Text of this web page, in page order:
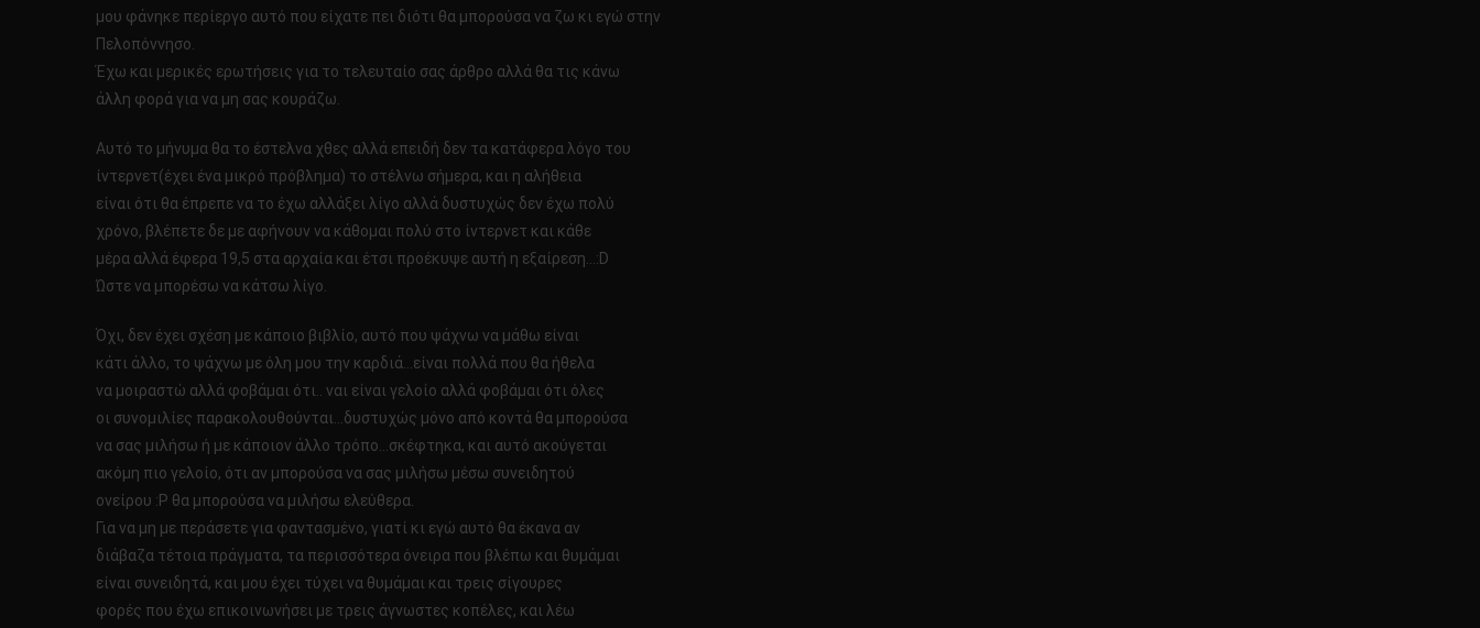
μου φάνηκε περίεργο αυτό που είχατε πει διότι θα μπορούσα να ζω κι εγώ στην
Πελοπόννησο.
Έχω και μερικές ερωτήσεις για το τελευταίο σας άρθρο αλλά θα τις κάνω
άλλη φορά για να μη σας κουράζω.
Αυτό το μήνυμα θα το έστελνα χθες αλλά επειδή δεν τα κατάφερα λόγο του
ίντερνετ(έχει ένα μικρό πρόβλημα) το στέλνω σήμερα, και η αλήθεια
είναι ότι θα έπρεπε να το έχω αλλάξει λίγο αλλά δυστυχώς δεν έχω πολύ
χρόνο, βλέπετε δε με αφήνουν να κάθομαι πολύ στο ίντερνετ και κάθε
μέρα αλλά έφερα 19,5 στα αρχαία και έτσι προέκυψε αυτή η εξαίρεση…:D
Ώστε να μπορέσω να κάτσω λίγο.
Όχι, δεν έχει σχέση με κάποιο βιβλίο, αυτό που ψάχνω να μάθω είναι
κάτι άλλο, το ψάχνω με όλη μου την καρδιά…είναι πολλά που θα ήθελα
να μοιραστώ αλλά φοβάμαι ότι.. ναι είναι γελοίο αλλά φοβάμαι ότι όλες
οι συνομιλίες παρακολουθούνται…δυστυχώς μόνο από κοντά θα μπορούσα
να σας μιλήσω ή με κάποιον άλλο τρόπο…σκέφτηκα, και αυτό ακούγεται
ακόμη πιο γελοίο, ότι αν μπορούσα να σας μιλήσω μέσω συνειδητού
ονείρου :P θα μπορούσα να μιλήσω ελεύθερα.
Για να μη με περάσετε για φαντασμένο, γιατί κι εγώ αυτό θα έκανα αν
διάβαζα τέτοια πράγματα, τα περισσότερα όνειρα που βλέπω και θυμάμαι
είναι συνειδητά, και μου έχει τύχει να θυμάμαι και τρεις σίγουρες
φορές που έχω επικοινωνήσει με τρεις άγνωστες κοπέλες, και λέω